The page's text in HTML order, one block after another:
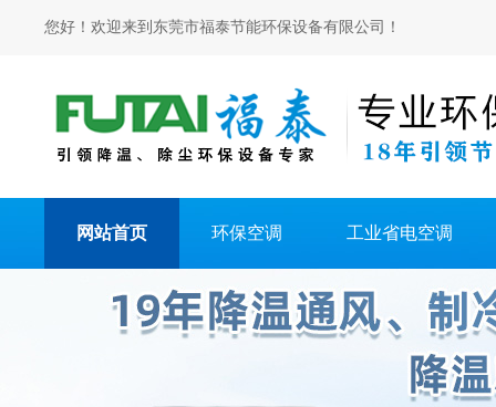
您好！欢迎来到东莞市福泰节能环保设备有限公司！
网站首页 环保空调 工业省电空调